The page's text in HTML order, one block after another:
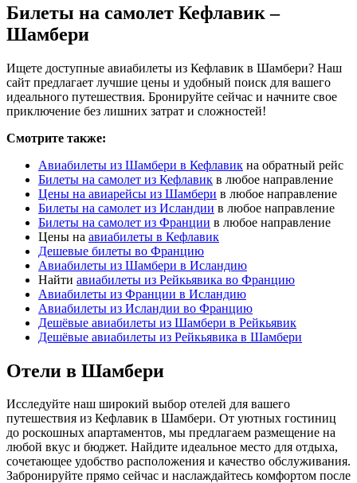
Билеты на самолет Кефлавик –
Шамбери
Ищете доступные авиабилеты из Кефлавик в Шамбери? Наш
сайт предлагает лучшие цены и удобный поиск для вашего
идеального путешествия. Бронируйте сейчас и начните свое
приключение без лишних затрат и сложностей!
Смотрите также:
Авиабилеты из Шамбери в Кефлавик на обратный рейс
Билеты на самолет из Кефлавик в любое направление
Цены на авиарейсы из Шамбери в любое направление
Билеты на самолет из Исландии в любое направление
Билеты на самолет из Франции в любое направление
Цены на авиабилеты в Кефлавик
Дешевые билеты во Францию
Авиабилеты из Шамбери в Исландию
Найти авиабилеты из Рейкьявика во Францию
Авиабилеты из Франции в Исландию
Авиабилеты из Исландии во Францию
Дешёвые авиабилеты из Шамбери в Рейкьявик
Дешёвые авиабилеты из Рейкьявика в Шамбери
Отели в Шамбери
Исследуйте наш широкий выбор отелей для вашего
путешествия из Кефлавик в Шамбери. От уютных гостиниц
до роскошных апартаментов, мы предлагаем размещение на
любой вкус и бюджет. Найдите идеальное место для отдыха,
сочетающее удобство расположения и качество обслуживания.
Забронируйте прямо сейчас и наслаждайтесь комфортом после